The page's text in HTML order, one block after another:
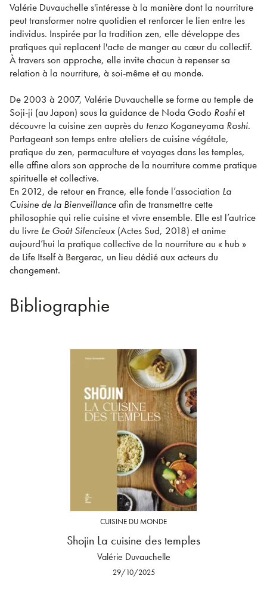
Valérie Duvauchelle s'intéresse à la manière dont la nourriture
peut transformer notre quotidien et renforcer le lien entre les
individus. Inspirée par la tradition zen, elle développe des
pratiques qui replacent l'acte de manger au cœur du collectif.
À travers son approche, elle invite chacun à repenser sa
relation à la nourriture, à soi-même et au monde.
De 2003 à 2007, Valérie Duvauchelle se forme au temple de
Soji-ji (au Japon) sous la guidance de Noda Godo Roshiet
découvre la cuisine zen auprès du tenzo Koganeyama Roshi.
Partageant son temps entre ateliers de cuisine végétale,
pratique du zen, permaculture et voyages dans les temples,
elle affine alors son approche de la nourriture comme pratique
spirituelle et collective.
En 2012, de retour en France, elle fonde l’association La
Cuisine de la Bienveillanceafin de transmettre cette
philosophie qui relie cuisine et vivre ensemble. Elle est l’autrice
du livre Le Goût Silencieux (Actes Sud, 2018) et anime
aujourd’hui la pratique collective de la nourriture au « hub »
de Life Itself à Bergerac, un lieu dédié aux acteurs du
changement.
Bibliographie
CUISINE DU MONDE
Shojin La cuisine des temples
Valérie Duvauchelle
29/10/2025